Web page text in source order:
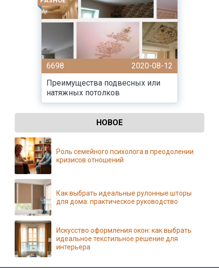
6698
2020-08-12
Преимущества подвесных или
натяжных потолков
НОВОЕ
Роль семейного психолога в преодолении
кризисов отношений
Как выбрать идеальные рулонные шторы
для дома: практическое руководство
Искусство оформления окон: как выбрать
идеальное текстильное решение для
интерьера